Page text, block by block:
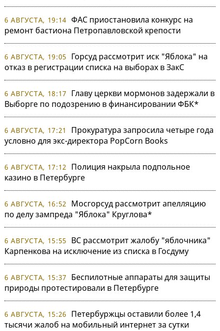
6 АВГУСТА, 19:14 ФАС приостановила конкурс на
ремонт бастиона Петропавловской крепости
6 АВГУСТА, 19:05
Горсуд рассмотрит иск "Яблока" на
отказ в регистрации списка на выборах в ЗакС
6 АВГУСТА, 18:17
Главу церкви мормонов задержали в
Выборге по подозрению в финансировании ФБК*
6 АВГУСТА, 17:21
Прокуратура запросила четыре года
условно для экс-директора PopCorn Books
6 АВГУСТА, 17:12
Полиция накрыла подпольное
казино в Петербурге
6 АВГУСТА, 16:52
Мосгорсуд рассмотрит апелляцию
по делу зампреда "Яблока" Круглова*
6 АВГУСТА, 15:55
ВС рассмотрит жалобу "яблочника"
Карпенкова на исключение из списка в Госдуму
6 АВГУСТА, 15:37
Беспилотные аппараты для защиты
природы протестировали в Петербурге
6 АВГУСТА, 15:26
Петербуржцы оставили более 1,4
тысячи жалоб на мобильный интернет за сутки